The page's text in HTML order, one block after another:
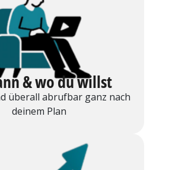
& wo du willst
überall abrufbar ganz nach
deinem Plan